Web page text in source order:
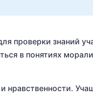
проверки знаний
в понятиях